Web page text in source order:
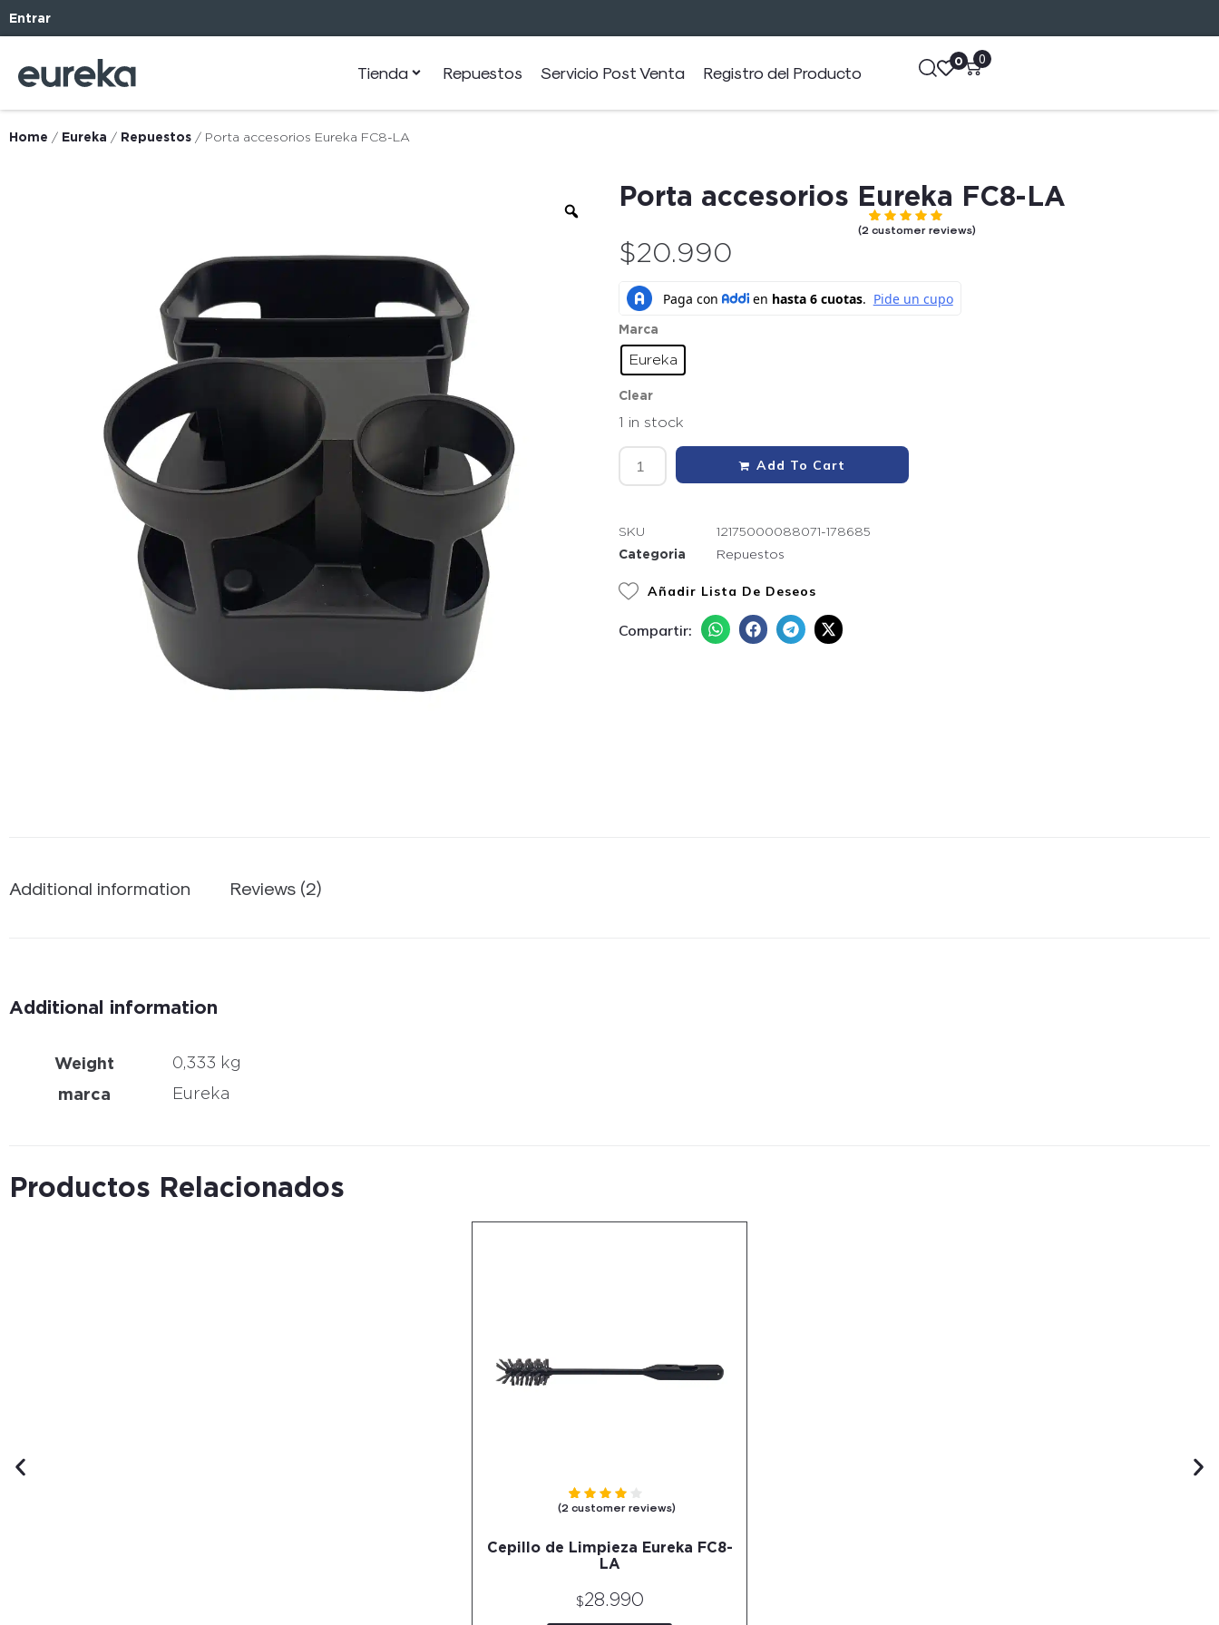
Entrar
Tienda Repuestos Servicio Post Venta Registro del Producto
0 0
Home / Eureka / Repuestos / Porta accesorios Eureka FC8-LA
Porta accesorios Eureka FC8-LA
Rated5.00
out of 5 based on
2
customer ratings
(2 customer reviews)
$20.990
Marca
Eureka
Clear
1 in stock
Add To Cart
SKU
12175000088071-178685
Categoria
Repuestos
Añadir Lista De Deseos
Compartir:
Additional information Reviews (2)
Additional information
Weight 0,333 kg
marca Eureka
Productos Relacionados
Rated4.50
out of 5 based on
2
customer ratings
(2 customer reviews)
Cepillo de Limpieza Eureka FC8-
LA
$28.990